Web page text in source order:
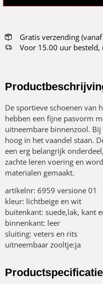
Gratis verzending
Voor 15.00 uur besteld,
De sportieve schoenen van
hebben een fijne pasvorm
uitneembare binnenzool.
hoog in het vaandel staan.
een erg belangrijk
zachte leren voering en
materialen gemaakt.
artikelnr: 6959 versione 01
kleur: lichtbeige en wit
buitenkant: suede,lak, kant
binnenkant: leer
sluiting: veters en rits
uitneembaar zooltje:ja